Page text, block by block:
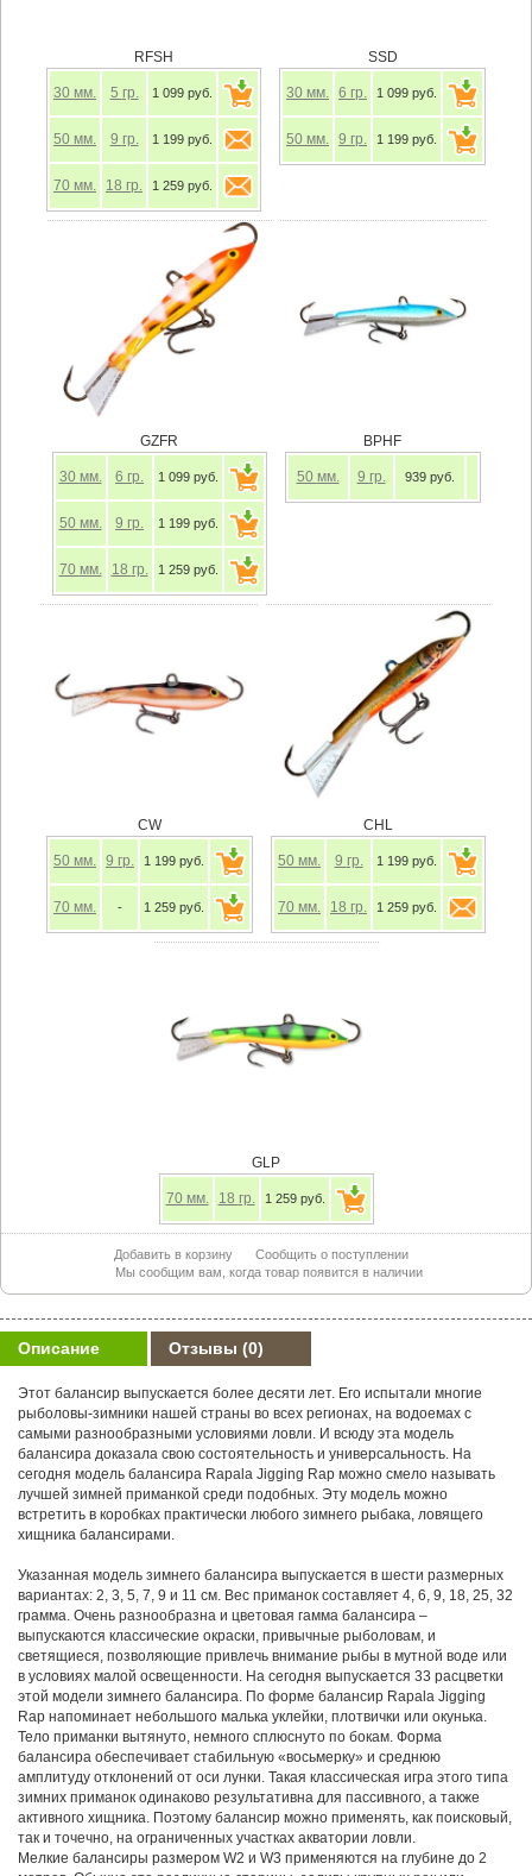
RFSH
30 мм. 5 гр. 1 099 руб.
50 мм. 9 гр. 1 199 руб.
70 мм. 18 гр. 1 259 руб.
SSD
30 мм. 6 гр. 1 099 руб.
50 мм. 9 гр. 1 199 руб.
GZFR
30 мм. 6 гр. 1 099 руб.
50 мм. 9 гр. 1 199 руб.
70 мм. 18 гр. 1 259 руб.
BPHF
50мм. гр. 939 руб.
CW
50 мм. 9 гр. 1 199 руб.
70 мм. - 1 259 руб.
CHL
50 мм. 9 гр. 1 199 руб.
70 мм. 18 гр. 1 259 руб.
GLP
70 мм. 18 гр. 1 259 руб.
Добавить в корзину Сообщить о поступлении
Мы сообщим вам, когда товар появится в наличии
Этот балансир выпускается более десяти лет. Его испытали многие
рыболовы-зимники нашей страны во всех регионах, на водоемах с
самыми разнообразными условиями ловли. И всюду эта модель
балансира доказала свою состоятельность и универсальность. На
сегодня модель балансира Rapala Jigging Rap можно смело называть
лучшей зимней приманкой среди подобных. Эту модель можно
встретить в коробках практически любого зимнего рыбака, ловящего
Указанная модель зимнего балансира выпускается в шести размерных
вариантах: 2, 3, 5, 7, 9 и 11 см. Вес приманок составляет 4, 6, 9, 18, 25, 32
грамма. Очень разнообразна и цветовая гамма балансира –
выпускаются классические окраски, привычные рыболовам, и
светящиеся, позволяющие привлечь внимание рыбы в мутной воде или
в условиях малой освещенности. На сегодня выпускается 33 расцветки
этой модели зимнего балансира. По форме балансир Rapala Jigging
Rap напоминает небольшого малька уклейки, плотвички или окунька.
Тело приманки вытянуто, немного сплюснуто по бокам. Форма
балансира обеспечивает стабильную «восьмерку» и среднюю
амплитуду отклонений от оси лунки. Такая классическая игра этого типа
зимних приманок одинаково результативна для пассивного, а также
активного хищника. Поэтому балансир можно применять, как поисковый,
так и точечно, на ограниченных участках акватории ловли.